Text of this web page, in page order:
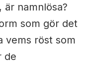
namnlösa?
som gör det
vems röst som
de